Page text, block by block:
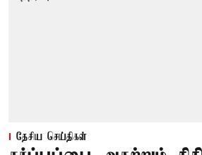
தேசிய செய்திகள்